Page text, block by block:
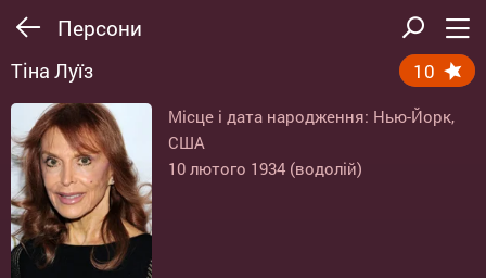
Персони
Тіна Луїз 10
Місце і дата народження: Нью-Йорк,
США
10 лютого 1934 (водолій)